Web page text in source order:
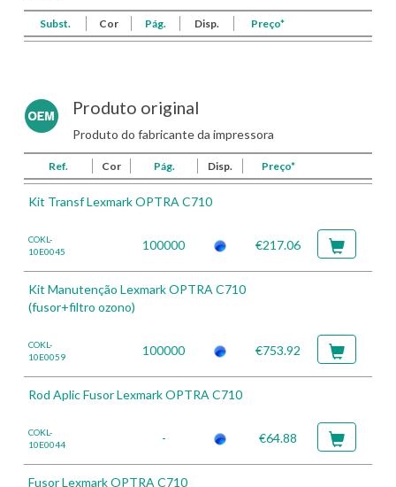
Subst. Cor Pág. Disp. Preço*
Produto original
Produto do fabricante da impressora
Ref. Cor Pág. Disp. Preço*
Kit Transf Lexmark OPTRA C710
COKL-
10E0045
100000 €217.06
Kit Manutenção Lexmark OPTRA C710
(fusor+filtro ozono)
COKL-
10E0059
100000 €753.92
Rod Aplic Fusor Lexmark OPTRA C710
COKL-
10E0044
- €64.88
Fusor Lexmark OPTRA C710